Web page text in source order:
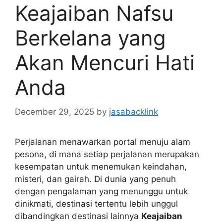
Keajaiban Nafsu
Berkelana yang
Akan Mencuri Hati
Anda
December 29, 2025 by jasabacklink
Perjalanan menawarkan portal menuju alam
pesona, di mana setiap perjalanan merupakan
kesempatan untuk menemukan keindahan,
misteri, dan gairah. Di dunia yang penuh
dengan pengalaman yang menunggu untuk
dinikmati, destinasi tertentu lebih unggul
dibandingkan destinasi lainnya Keajaiban